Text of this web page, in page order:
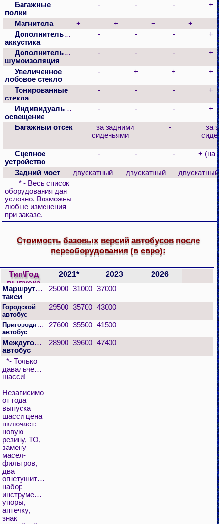
Багажные
полки
- - - +
Магнитола + + +
+
Дополнительная
аккустика
- - - +
Дополнительная
шумоизоляция
- - - +
Увеличенное
лобовое стекло
- + + +
Тонированные
стекла
- - - +
Индивидуальное
освещение
- - - +
Багажный отсек
за задними
сиденьями
-
за
Сцепное
устройство
- - - + (на
Задний мост двускатный двускатный
двускатный
* - Весь список
оборудования дан
условно. Возможны
любые изменения
при заказе.
Стоимость базовых версий автобусов после
переоборудования (в евро):
Тип\Год
выпуска
шасси
2021* 2023 2026
Маршрутное
такси
25000 31000 37000
Городской
автобус
29500 35700 43000
Пригородный
автобус
27600 35500 41500
Междугородний
автобус
28900 39600 47400
*- Только
давальческое
шасси!
Независимо
от года
выпуска
шасси цена
включает:
новую
резину, ТО,
замену
масел-
фильтров,
два
огнетушителя,
набор
инструментов,
упоры,
аптечку,
знак